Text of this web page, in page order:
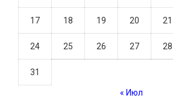
17 18 19 20 21
24 25 26 27 28
31
« Июл